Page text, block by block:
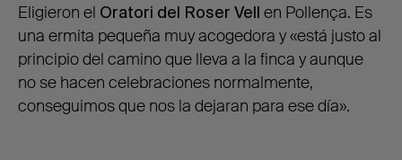
Eligieron el Oratori del Roser Vell en Pollença. Es
una ermita pequeña muy acogedora y «está justo al
principio del camino que lleva a la finca y aunque
no se hacen celebraciones normalmente,
conseguimos que nos la dejaran para ese día».